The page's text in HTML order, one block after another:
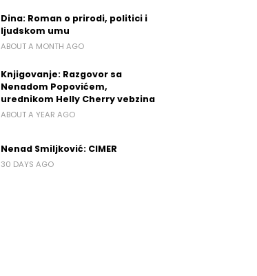
Dina: Roman o prirodi, politici i
ljudskom umu
ABOUT A MONTH AGO
Knjigovanje: Razgovor sa
Nenadom Popovićem,
urednikom Helly Cherry vebzina
ABOUT A YEAR AGO
Nenad Smiljković: CIMER
30 DAYS AGO